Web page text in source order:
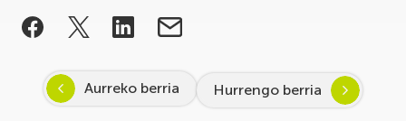
Aurreko berria Hurrengo berria